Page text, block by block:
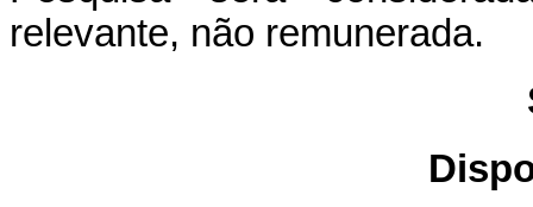
relevante, não remunerada.